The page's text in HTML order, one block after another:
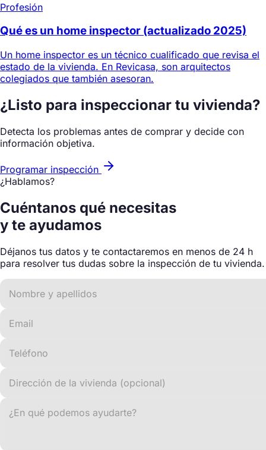
Profesión
Qué es un home inspector (actualizado 2025)
Un home inspector es un técnico cualificado que revisa el
estado de la vivienda. En Revicasa, son arquitectos
colegiados que también asesoran.
¿Listo para inspeccionar tu vivienda?
Detecta los problemas antes de comprar y decide con
información objetiva.
Programar inspección
¿Hablamos?
Cuéntanos qué necesitas
y te ayudamos
Déjanos tus datos y te contactaremos en menos de 24 h
para resolver tus dudas sobre la inspección de tu vivienda.